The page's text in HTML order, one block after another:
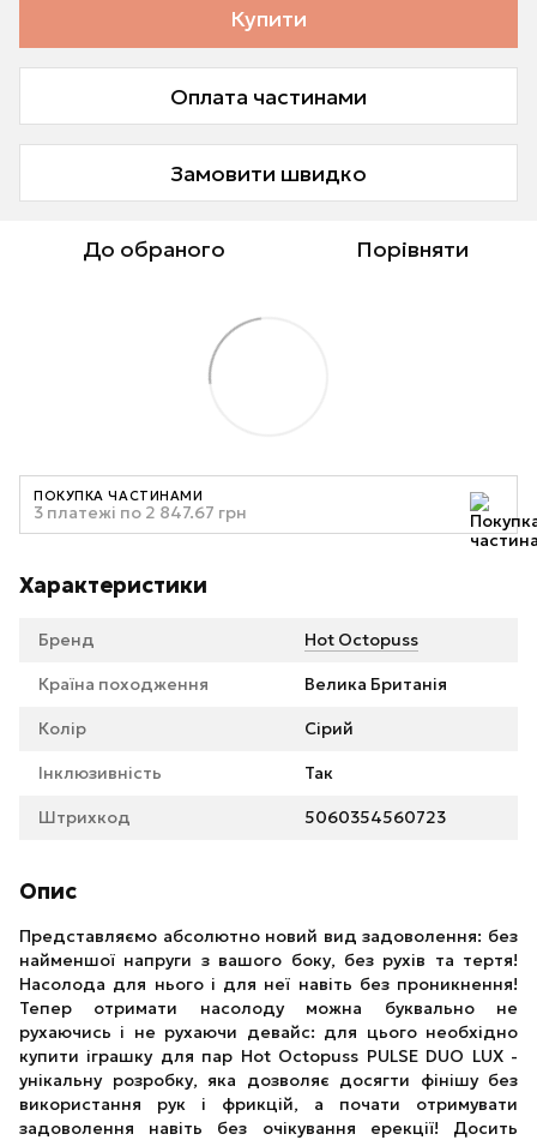
Купити
Оплата частинами
Замовити швидко
До обраного Порівняти
ПОКУПКА ЧАСТИНАМИ
3 платежі по 2 847.67 грн
Характеристики
Бренд Hot Octopuss
Країна походження Велика Британія
Колір Сірий
Інклюзивність Так
Штрихкод 5060354560723
Опис
Представляємо абсолютно новий вид задоволення: без
найменшої напруги з вашого боку, без рухів та тертя!
Насолода для нього і для неї навіть без проникнення!
Тепер отримати насолоду можна буквально не
рухаючись і не рухаючи девайс: для цього необхідно
купити іграшку для пар Hot Octopuss PULSE DUO LUX -
унікальну розробку, яка дозволяє досягти фінішу без
використання рук і фрикцій, а почати отримувати
задоволення навіть без очікування ерекції! Досить